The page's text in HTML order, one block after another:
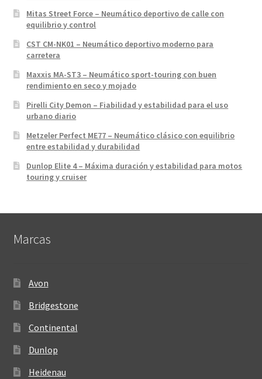
Mitas Street Force – Neumático deportivo de calle con
equilibrio y control
CST CM-NK01 – Neumático deportivo moderno para
carretera
Maxxis MA-ST3 – Neumático sport-touring con buen
rendimiento en seco y mojado
Pirelli City Demon – Fiabilidad y estabilidad para el uso
urbano diario
Metzeler Perfect ME77 – Neumático clásico con equilibrio
entre estabilidad y durabilidad
Dunlop Elite 4 – Máxima duración y estabilidad para motos
touring y cruiser
Marcas
Avon
Bridgestone
Continental
Dunlop
Heidenau